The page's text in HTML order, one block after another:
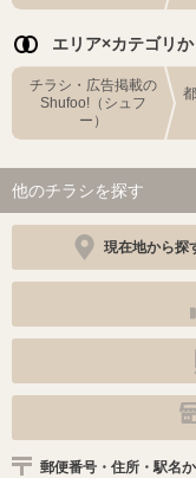
エリア×カテゴリ
チラシ・広告掲載の
Shufoo!（シュフ
ー）
他のチラシを探す
現在地から探
郵便番号・住所・駅名